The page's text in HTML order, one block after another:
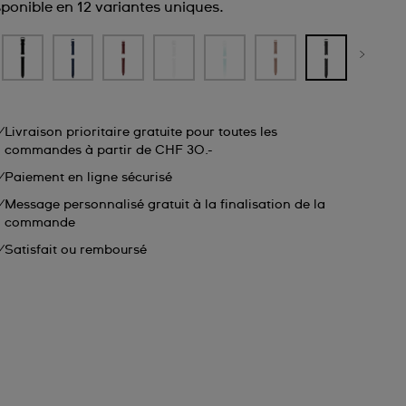
en 12 variantes uniques.
Livraison prioritaire gratuite pour toutes les
commandes à partir de CHF 30.-
Paiement en ligne sécurisé
Message personnalisé gratuit à la finalisation de la
commande
Satisfait ou remboursé